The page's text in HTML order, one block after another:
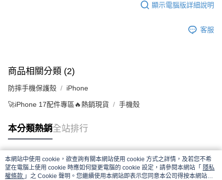
顯示電腦版詳細說明
客服
商品相關分類 (2)
防摔手機保護殼 iPhone
🚀iPhone 17配件專區🔥熱銷現貨 手機殼
本分類熱銷全站排行
熱門標籤
本網站中使用 cookie，欲查詢有關本網站使用 cookie 方式之詳情，及若您不希
望在電腦上使用 cookie 時應如何變更電腦的 cookie 設定，請參閱本網站「 隱私
權條款 」之 Cookie 聲明。您繼續使用本網站即表示您同意本公司得按本網站使